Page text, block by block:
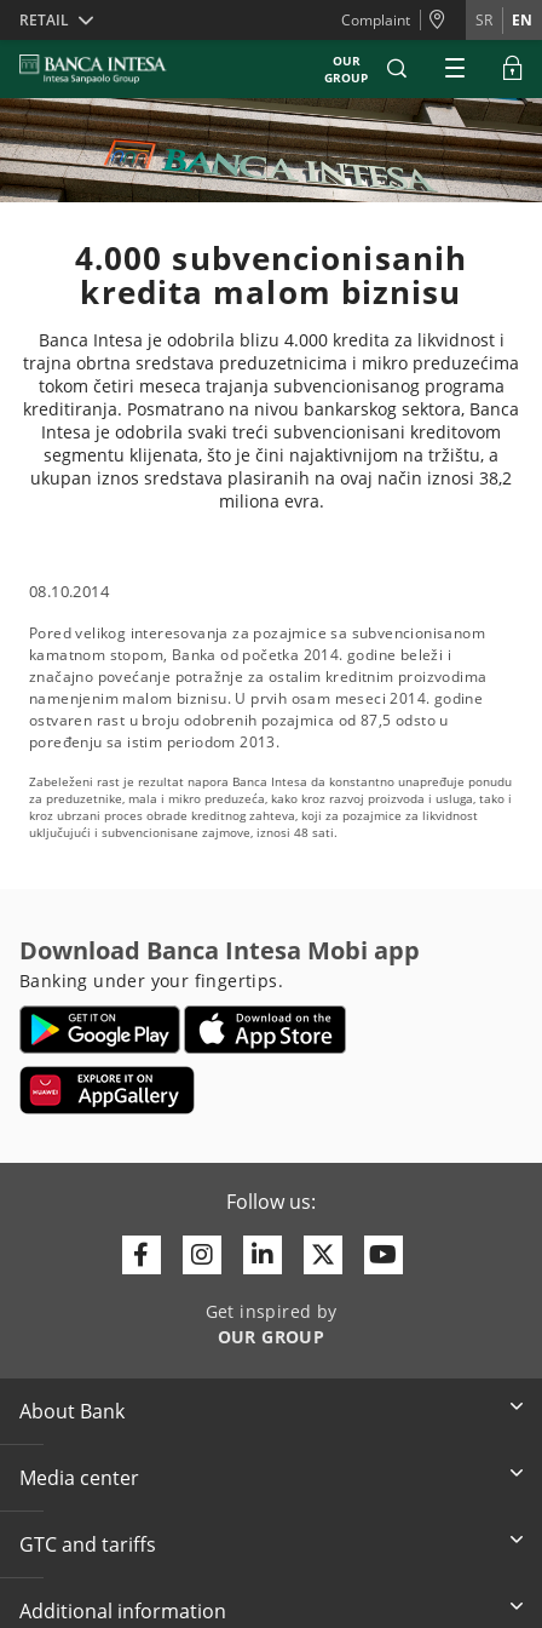
Skiplinks
RETAIL Complaint SR EN
OUR
GROUP
4.000 subvencionisanih
kredita malom biznisu
Banca Intesa je odobrila blizu 4.000 kredita za likvidnost i
trajna obrtna sredstava preduzetnicima i mikro preduzećima
tokom četiri meseca trajanja subvencionisanog programa
kreditiranja. Posmatrano na nivou bankarskog sektora, Banca
Intesa je odobrila svaki treći subvencionisani kreditovom
segmentu klijenata, što je čini najaktivnijom na tržištu, a
ukupan iznos sredstava plasiranih na ovaj način iznosi 38,2
miliona evra.
08.10.2014
Pored velikog interesovanja za pozajmice sa subvencionisanom
kamatnom stopom, Banka od početka 2014. godine beleži i
značajno povećanje potražnje za ostalim kreditnim proizvodima
namenjenim malom biznisu. U prvih osam meseci 2014. godine
ostvaren rast u broju odobrenih pozajmica od 87,5 odsto u
poređenju sa istim periodom 2013.
Zabeleženi rast je rezultat napora Banca Intesa da konstantno unapređuje ponudu
za preduzetnike, mala i mikro preduzeća, kako kroz razvoj proizvoda i usluga, tako i
kroz ubrzani proces obrade kreditnog zahteva, koji za pozajmice za likvidnost
uključujući i subvencionisane zajmove, iznosi 48 sati.
Download Banca Intesa Mobi app
Banking under your fingertips.
Follow us:
FacebookInstagram
LinkedinTwitter
Get inspired by
OUR GROUP
About Bank
Media center
GTC and tariffs
Additional information